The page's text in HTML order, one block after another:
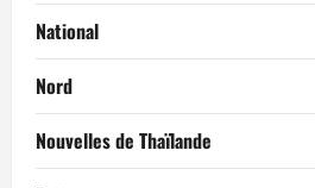
National
Nord
Nouvelles de Thaïlande